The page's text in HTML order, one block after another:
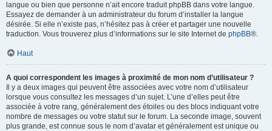
langue ou bien que personne n’ait encore traduit phpBB dans votre langue.
Essayez de demander à un administrateur du forum d’installer la langue
désirée. Si elle n’existe pas, n’hésitez pas à créer et partager une nouvelle
traduction. Vous trouverez plus d’informations sur le site Internet de phpBB®.
Haut
A quoi correspondent les images à proximité de mon nom d’utilisateur ?
Il y a deux images qui peuvent être associées avec votre nom d’utilisateur
lorsque vous consultez les messages d’un sujet. L’une d’elles peut être
associée à votre rang, généralement des étoiles ou des blocs indiquant votre
nombre de messages ou votre statut sur le forum. La seconde image, souvent
plus grande, est connue sous le nom d’avatar et généralement est unique ou